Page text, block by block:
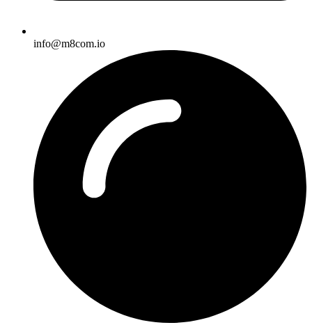
info@m8com.io